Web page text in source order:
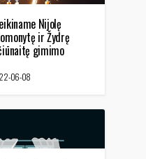
Nijolę
ir Žydrę
gimimo
proga
06-08